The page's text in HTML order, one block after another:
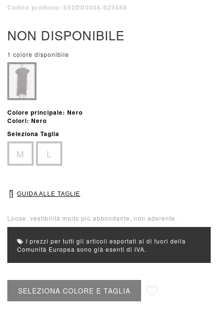
Codice prodotto: S52DD0036-S23588
NON DISPONIBILE
1 colore disponibile
Colore principale: Nero
Colori: Nero
Seleziona Taglia
M L
GUIDA ALLE TAGLIE
Loose: vestibilità molto più abbondante, non aderente.
I prezzi per tutti gli articoli esportati al di fuori della
Comunità Europea sono già esenti di IVA.
SELEZIONA COLORE E TAGLIA